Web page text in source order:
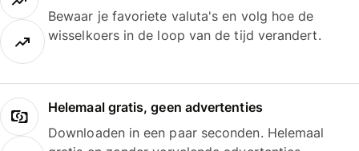
Bewaar je favoriete valuta's en volg hoe de
wisselkoers in de loop van de tijd verandert.
Helemaal gratis, geen advertenties
Downloaden in een paar seconden. Helemaal